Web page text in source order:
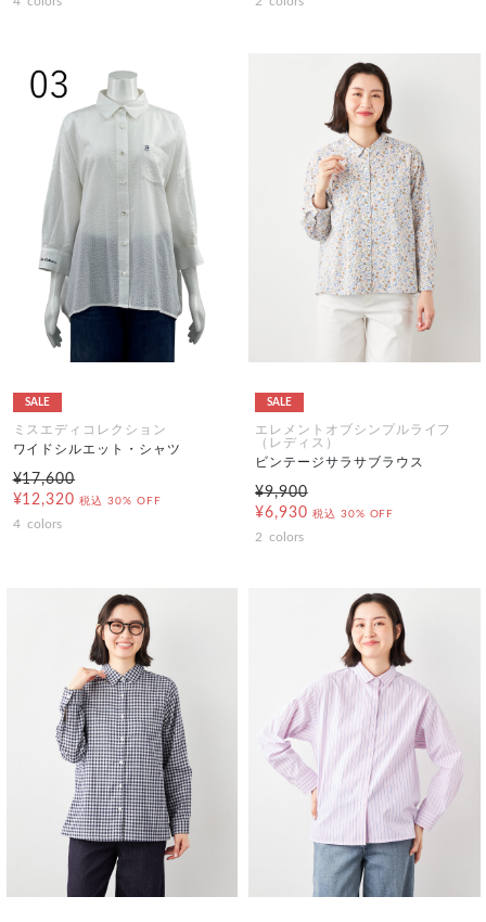
SALE
ミスエディコレクション
ワイドシルエット・シャツ
¥17,600
¥12,320 税込 30% OFF
4 colors
SALE
エレメントオブシンプルライフ
（レディス）
ビンテージサラサブラウス
¥9,900
¥6,930 税込 30% OFF
2 colors